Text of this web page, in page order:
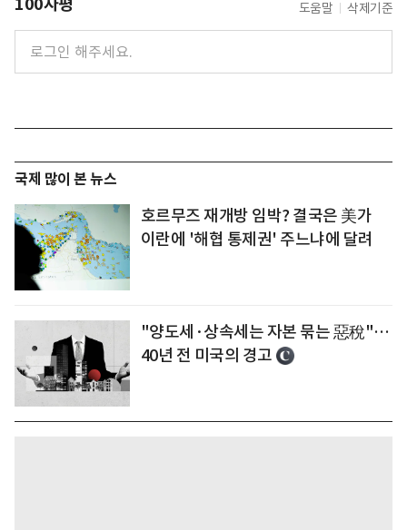
100자평 도움말 삭제기준
국제 많이 본 뉴스
호르무즈 재개방 임박? 결국은 美가
이란에 '해협 통제권' 주느냐에 달려
"양도세·상속세는 자본 묶는 惡稅"…
40년 전 미국의 경고